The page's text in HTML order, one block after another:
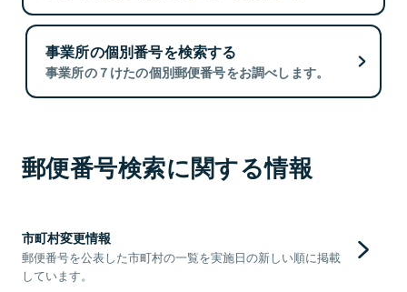
事業所の個別番号を検索する
事業所の７けたの個別郵便番号をお調べします。
郵便番号検索に関する情報
市町村変更情報
郵便番号を公表した市町村の一覧を実施日の新しい順に掲載
しています。